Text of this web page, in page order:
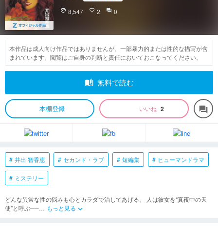
face 8,547 favorite_border 2 question_answer 0
本作品は成人向け作品ではありませんが、一部暴力的または性的な描写が含
まれています。閲覧はご自身の判断と責任においておこなってください。
auto_stories 無料で読む
本棚登録 いいね 2 forum
井出 智香恵 セカンド・ラブ 短編集 ヒューマンドラマ
ミステリー
どんな異常な性の悩みも心とカラダで治してあげる。 人は彼女を“真夜中の天
使”と呼ぶ──… もっと見る keyboard_arrow_down